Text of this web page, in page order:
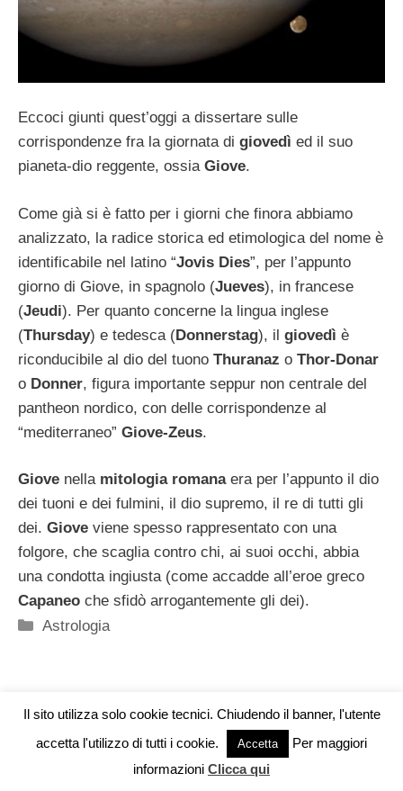
Eccoci giunti quest’oggi a dissertare sulle
corrispondenze fra la giornata di giovedì ed il suo
pianeta-dio reggente, ossia Giove.
Come già si è fatto per i giorni che finora abbiamo
analizzato, la radice storica ed etimologica del nome è
identificabile nel latino “Jovis Dies”, per l’appunto
giorno di Giove, in spagnolo (Jueves), in francese
(Jeudi). Per quanto concerne la lingua inglese
(Thursday) e tedesca (Donnerstag), il giovedì è
riconducibile al dio del tuono Thuranaz o Thor-Donar
o Donner, figura importante seppur non centrale del
pantheon nordico, con delle corrispondenze al
“mediterraneo” Giove-Zeus.
Giove nella mitologia romana era per l’appunto il dio
dei tuoni e dei fulmini, il dio supremo, il re di tutti gli
dei. Giove viene spesso rappresentato con una
folgore, che scaglia contro chi, ai suoi occhi, abbia
una condotta ingiusta (come accadde all’eroe greco
Capaneo che sfidò arrogantemente gli dei).
Categorie
Astrologia
Il sito utilizza solo cookie tecnici. Chiudendo il banner, l'utente
accetta l'utilizzo di tutti i cookie.
Accetta
Per maggiori
informazioni Clicca qui
Vuoi pubblicare sul nostro network?